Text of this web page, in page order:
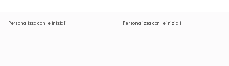
Personalizza con le iniziali Personalizza con le iniziali